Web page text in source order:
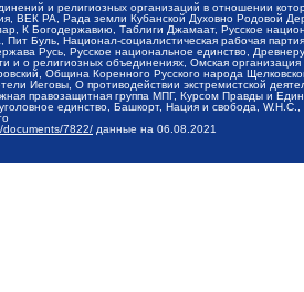
и религиозных организаций в отношении
ВЕК РА, Рада земли Кубанской Духовно Родовой
К Богодержавию, Таблиги Джамаат, Русское
Буль, Национал-социалистическая рабочая
Русь, Русское национальное единство,
и о религиозных объединениях, Омская
Община Коренного Русского народа
Иеговы, О противодействии экстремистской
правозащитная группа МПГ, Курсом Правды и
уголовное единство, Башкорт, Нация и свобода,
documents/7822/ данные на 06.08.2021